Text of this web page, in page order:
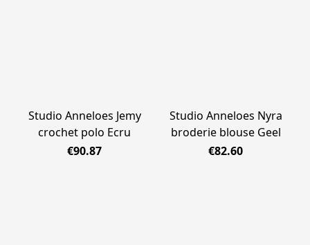
Studio Anneloes Jemy
crochet polo Ecru
€90.87
Studio Anneloes Nyra
broderie blouse Geel
€82.60